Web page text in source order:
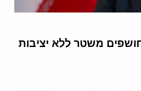
משטר ללא יציבות